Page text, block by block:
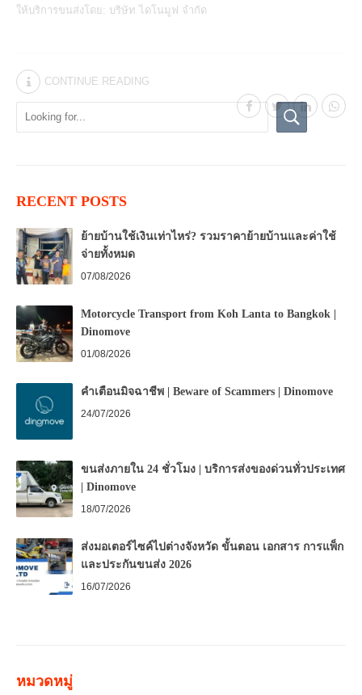
ให้บริการขนส่งโดย: บริษัท ไดโนมูฟ จำกัด
CONTINUE READING
RECENT POSTS
ย้ายบ้านใช้เงินเท่าไหร่? รวมราคาย้ายบ้านและค่าใช้
จ่ายทั้งหมด
07/08/2026
Motorcycle Transport from Koh Lanta to Bangkok |
Dinomove
01/08/2026
คำเตือนมิจฉาชีพ | Beware of Scammers | Dinomove
24/07/2026
ขนส่งภายใน 24 ชั่วโมง | บริการส่งของด่วนทั่วประเทศ
| Dinomove
18/07/2026
ส่งมอเตอร์ไซค์ไปต่างจังหวัด ขั้นตอน เอกสาร การแพ็ก
และประกันขนส่ง 2026
16/07/2026
หมวดหมู่